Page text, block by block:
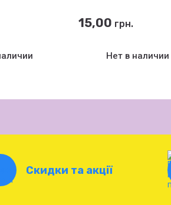
15,00 грн.
Нет в наличии
Скидки та акції